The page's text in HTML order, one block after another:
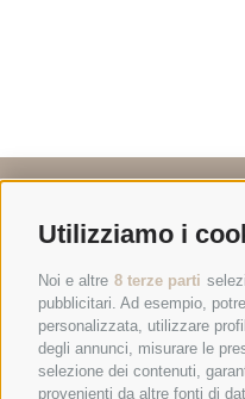
Utilizziamo i
Noi e altre 8 terze parti
pubblicitari. Ad esempio,
personalizzata, utilizzare
degli annunci, misurare le
selezione dei contenuti,
provenienti da altre fonti di